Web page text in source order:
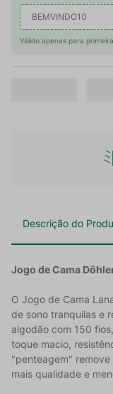
BEMVINDO10
Válido apenas para
Descrição do
Jogo de Cama
O Jogo de Cama
de sono tranquilas e
algodão com 150
toque macio,
"penteagem"
mais qualidade e